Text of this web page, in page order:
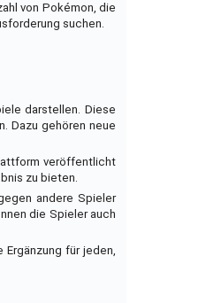
von Pokémon, die
suchen.
darstellen. Diese
Dazu gehören neue
veröffentlicht
zu bieten.
andere Spieler
die Spieler auch
für jeden,